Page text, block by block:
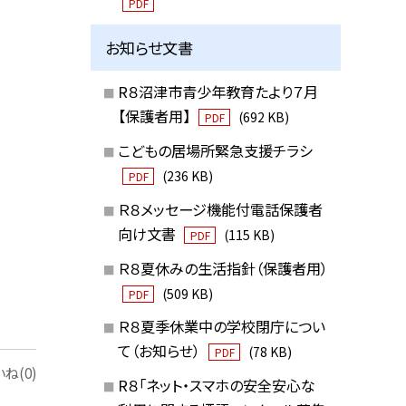
ね(0)
PDF
お知らせ文書
R８沼津市青少年教育たより７月
【保護者用】
PDF (692 KB)
こどもの居場所緊急支援チラシ
PDF (236 KB)
Ｒ８メッセージ機能付電話保護者
向け文書
PDF (115 KB)
Ｒ８夏休みの生活指針（保護者用）
PDF (509 KB)
Ｒ８夏季休業中の学校閉庁につい
て（お知らせ）
PDF (78 KB)
R８「ネット・スマホの安全安心な